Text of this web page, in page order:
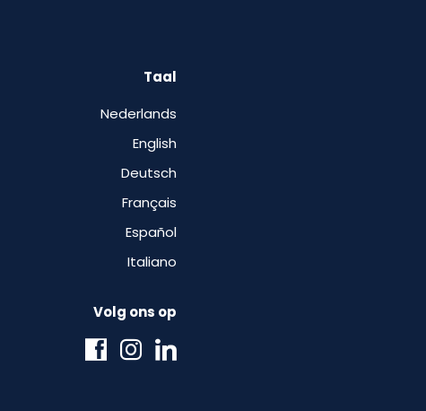
Taal
Nederlands
English
Deutsch
Français
Español
Italiano
Volg ons op